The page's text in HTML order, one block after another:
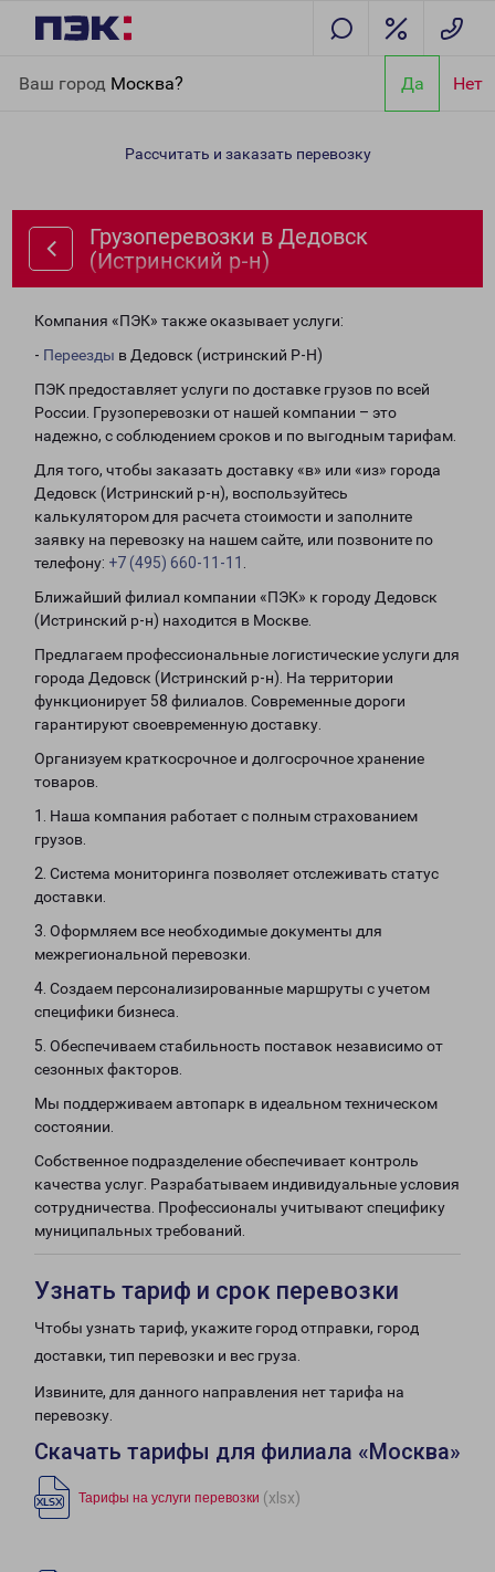
Ваш город Москва? Да Нет
(Истринский р-н)
Рассчитать и заказать перевозку
Грузоперевозки в Дедовск
(Истринский р-н)
Компания «ПЭК» также оказывает услуги:
- Переезды в Дедовск (истринский Р-Н)
ПЭК предоставляет услуги по доставке грузов по всей
России. Грузоперевозки от нашей компании – это
надежно, с соблюдением сроков и по выгодным тарифам.
Для того, чтобы заказать доставку «в» или «из» города
Дедовск (Истринский р-н), воспользуйтесь
калькулятором для расчета стоимости и заполните
заявку на перевозку на нашем сайте, или позвоните по
телефону: +7 (495) 660-11-11
Ближайший филиал компании «ПЭК» к городу Дедовск
(Истринский р-н) находится в Москве.
Предлагаем профессиональные логистические услуги для
города Дедовск (Истринский р-н). На территории
функционирует 58 филиалов. Современные дороги
гарантируют своевременную доставку.
Организуем краткосрочное и долгосрочное хранение
товаров.
1. Наша компания работает с полным страхованием
грузов.
2. Система мониторинга позволяет отслеживать статус
доставки.
3. Оформляем все необходимые документы для
межрегиональной перевозки.
4. Создаем персонализированные маршруты с учетом
специфики бизнеса.
5. Обеспечиваем стабильность поставок независимо от
сезонных факторов.
Мы поддерживаем автопарк в идеальном техническом
состоянии.
Собственное подразделение обеспечивает контроль
качества услуг. Разрабатываем индивидуальные условия
сотрудничества. Профессионалы учитывают специфику
муниципальных требований.
Узнать тариф и срок перевозки
Чтобы узнать тариф, укажите город отправки, город
доставки, тип перевозки и вес груза.
Извините, для данного направления нет тарифа на
перевозку.
Скачать тарифы для филиала «Москва»
Тарифы на услуги перевозки (xlsx)